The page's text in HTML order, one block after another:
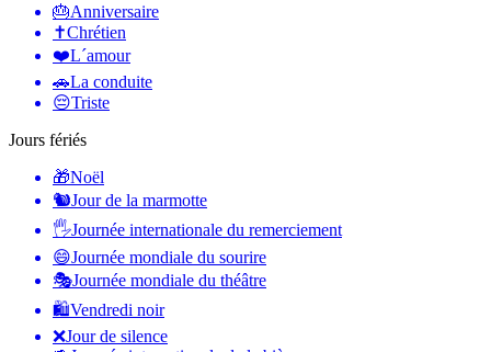
🎂Anniversaire
✝️Chrétien
❤️L´amour
🚗La conduite
😔Triste
Jours fériés
🎁Noël
🐿Jour de la marmotte
🖐Journée internationale du remerciement
😄Journée mondiale du sourire
🎭Journée mondiale du théâtre
🛍Vendredi noir
❌Jour de silence